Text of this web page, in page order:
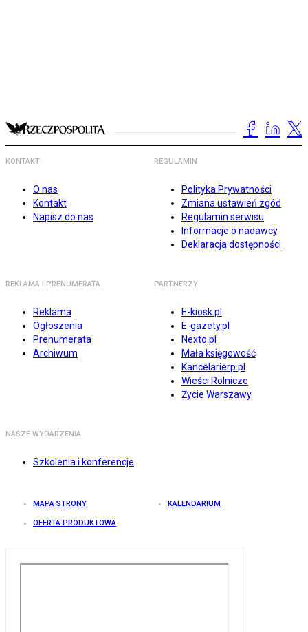
KONTAKT
O nas
Kontakt
Napisz do nas
REGULAMIN
Polityka Prywatności
Zmiana ustawień zgód
Regulamin serwisu
Informacje o nadawcy
Deklaracja dostępności
REKLAMA I PRENUMERATA
Reklama
Ogłoszenia
Prenumerata
Archiwum
PARTNERZY
E-kiosk.pl
E-gazety.pl
Nexto.pl
Mała księgowość
Kancelarierp.pl
Wieści Rolnicze
Życie Warszawy
NASZE WYDARZENIA
Szkolenia i konferencje
MAPA STRONY KALENDARIUM
OFERTA PRODUKTOWA